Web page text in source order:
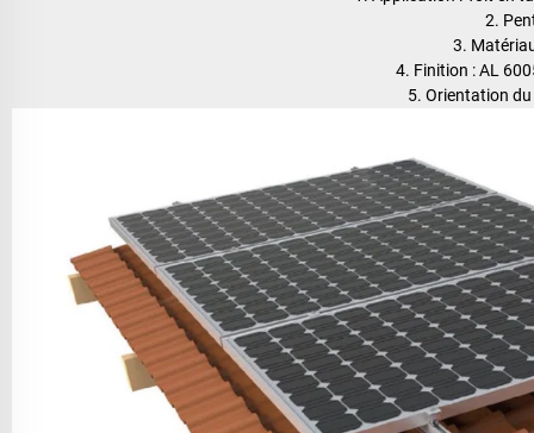
2.
3.
4. Finition : AL
5. Orientation